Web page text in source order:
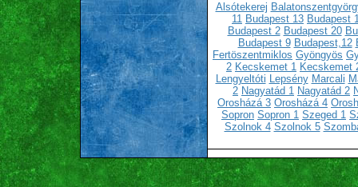
Alsótekerej
11 Budapest 13 Budapest
Budapest 2 Budapest 20
Budapest 9 Budapest,12
Fertöszentmiklos Gyöngyös
2 Kecskemet 1 Kecskemet
Lengyeltóti Lepsény Marcali
2 Nagyatád 1 Nagyatád 2
Orosházá 3 Orosházá 4
Sopron Sopron 1 Szeged 1
Szolnok 4 Szolnok 5